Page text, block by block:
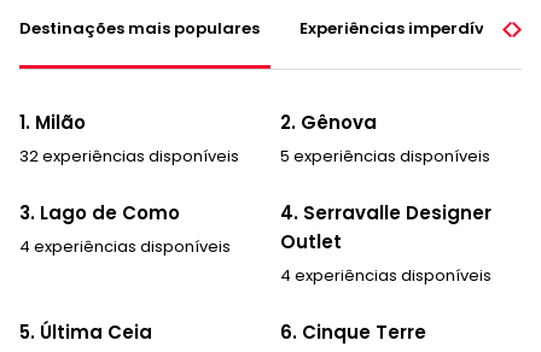
Destinações mais populares Experiências imperdíveis
1. Milão
32 experiências disponíveis
2. Gênova
5 experiências disponíveis
3. Lago de Como
4 experiências disponíveis
4. Serravalle Designer
Outlet
4 experiências disponíveis
5. Última Ceia 6. Cinque Terre